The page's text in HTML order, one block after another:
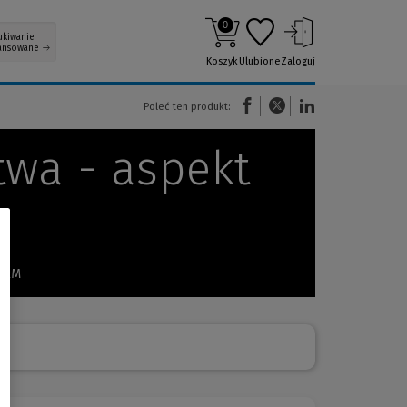
0
KoszykUlubioneZaloguj
Poleć ten produkt:
(Nowe okno)(Link do innej strony)
- aspekt